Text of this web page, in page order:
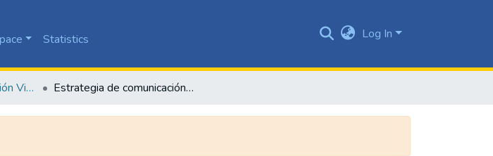
Statistics Log In
Diseño de Comunicación Visual Estrategia de comunicación para proyectos de intervención social : caso Garittea